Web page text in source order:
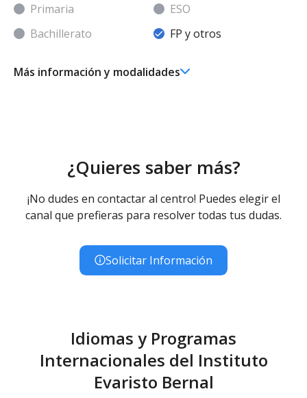
Primaria
ESO
Bachillerato
FP y otros
Más información y modalidades
¿Quieres saber más?
¡No dudes en contactar al centro! Puedes elegir el
canal que prefieras para resolver todas tus dudas.
Solicitar Información
Idiomas y Programas
Internacionales del Instituto
Evaristo Bernal